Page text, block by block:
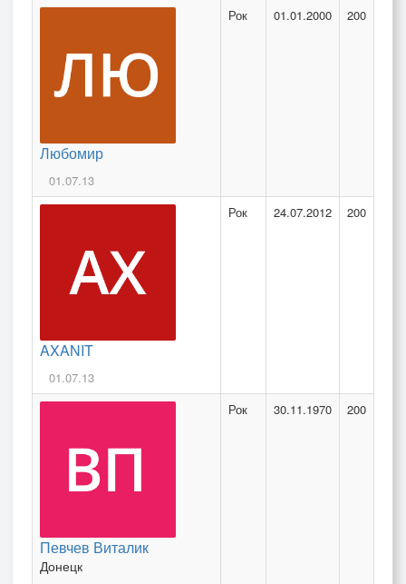
Любомир
01.07.13
Рок 01.01.2000 200
AXANIT
01.07.13
Рок 24.07.2012 200
Певчев Виталик
Донецк
Рок 30.11.1970 200